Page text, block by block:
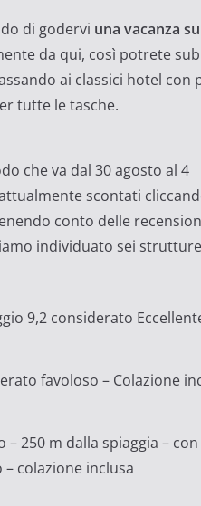
di godervi una vacanza
da qui, così potrete
ai classici hotel con
tutte le tasche.
che va dal 30 agosto al 4
scontati
conto delle
individuato sei strutture
9,2 considerato
favoloso – Colazione
250 m dalla spiaggia –
colazione inclusa